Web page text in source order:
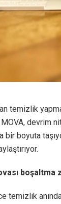
temizlik
devrim
bir boyuta
temizlik